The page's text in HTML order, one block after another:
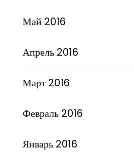
Май 2016
Апрель 2016
Март 2016
Февраль 2016
Январь 2016